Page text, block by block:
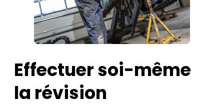
Sécurité incendie
Software
Effectuer soi-même
la révision